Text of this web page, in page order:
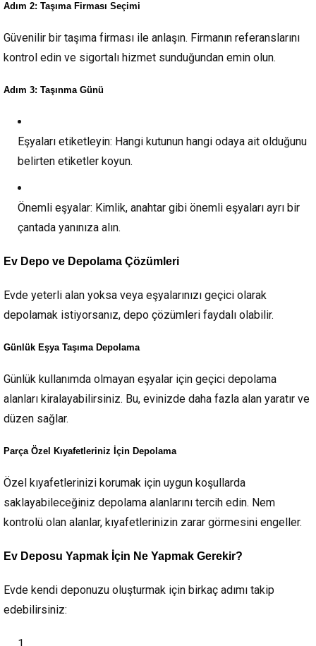
Adım 2: Taşıma Firması Seçimi
Güvenilir bir taşıma firması ile anlaşın. Firmanın referanslarını
kontrol edin ve sigortalı hizmet sunduğundan emin olun.
Adım 3: Taşınma Günü
Eşyaları etiketleyin: Hangi kutunun hangi odaya ait olduğunu
belirten etiketler koyun.
Önemli eşyalar: Kimlik, anahtar gibi önemli eşyaları ayrı bir
çantada yanınıza alın.
Ev Depo ve Depolama Çözümleri
Evde yeterli alan yoksa veya eşyalarınızı geçici olarak
depolamak istiyorsanız, depo çözümleri faydalı olabilir.
Günlük Eşya Taşıma Depolama
Günlük kullanımda olmayan eşyalar için geçici depolama
alanları kiralayabilirsiniz. Bu, evinizde daha fazla alan yaratır ve
düzen sağlar.
Parça Özel Kıyafetleriniz İçin Depolama
Özel kıyafetlerinizi korumak için uygun koşullarda
saklayabileceğiniz depolama alanlarını tercih edin. Nem
kontrolü olan alanlar, kıyafetlerinizin zarar görmesini engeller.
Ev Deposu Yapmak İçin Ne Yapmak Gerekir?
Evde kendi deponuzu oluşturmak için birkaç adımı takip
edebilirsiniz: